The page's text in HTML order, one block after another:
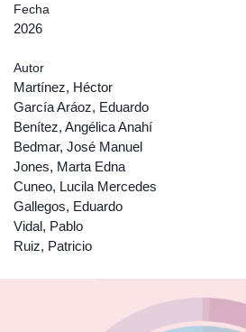
Fecha
2026
Autor
Martínez, Héctor
García Aráoz, Eduardo
Benítez, Angélica Anahí
Bedmar, José Manuel
Jones, Marta Edna
Cuneo, Lucila Mercedes
Gallegos, Eduardo
Vidal, Pablo
Ruiz, Patricio